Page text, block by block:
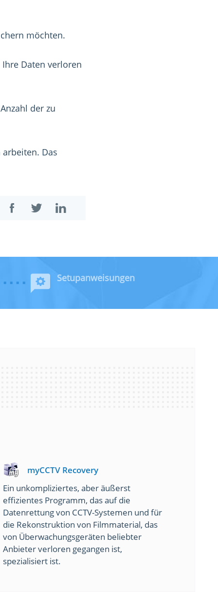
möchten.
Daten verloren
der zu
Das
Setupanweisungen
myCCTV Recovery
Ein unkompliziertes, aber äußerst
effizientes Programm, das auf die
Datenrettung von CCTV-Systemen und für
die Rekonstruktion von Filmmaterial, das
von Überwachungsgeräten beliebter
Anbieter verloren gegangen ist,
spezialisiert ist.